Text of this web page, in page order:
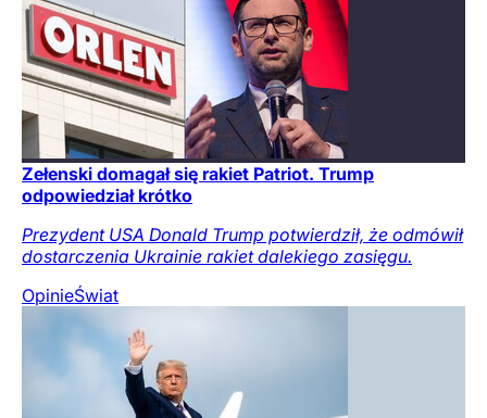
Zełenski domagał się rakiet Patriot. Trump
odpowiedział krótko
Prezydent USA Donald Trump potwierdził, że odmówił
dostarczenia Ukrainie rakiet dalekiego zasięgu.
OpinieŚwiat